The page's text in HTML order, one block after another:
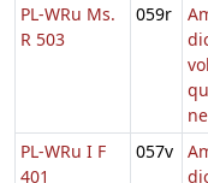
PL-WRu Ms.
R 503
059r
PL-WRu I F
401
057v